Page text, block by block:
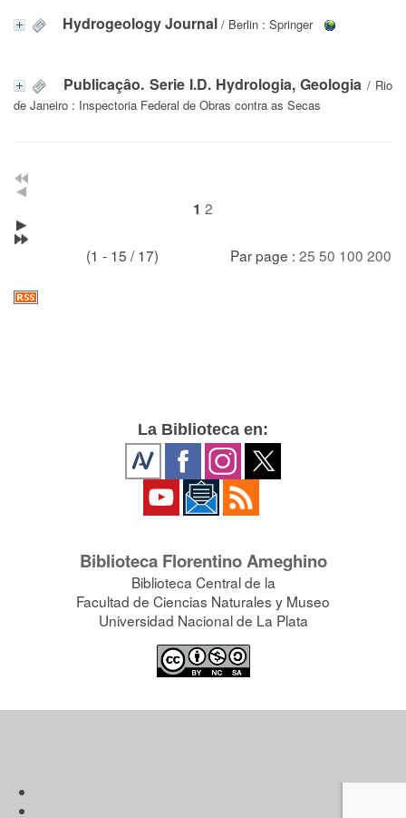
Hydrogeology Journal / Berlin : Springer
Publicaçâo. Serie I.D. Hydrologia, Geologia / Rio
de Janeiro : Inspectoria Federal de Obras contra as Secas
1 2
(1 - 15 / 17) Par page : 25 50 100 200
La Biblioteca en:
Biblioteca Florentino Ameghino
Biblioteca Central de la
Facultad de Ciencias Naturales y Museo
Universidad Nacional de La Plata